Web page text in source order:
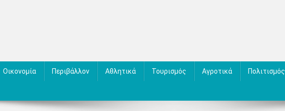
Οικονομία Περιβάλλον Αθλητικά Τουρισμός Αγροτικά Πολιτισμός